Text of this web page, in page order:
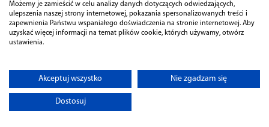
Możemy je zamieścić w celu analizy danych dotyczących odwiedzających,
ulepszenia naszej strony internetowej, pokazania spersonalizowanych treści i
zapewnienia Państwu wspaniałego doświadczenia na stronie internetowej. Aby
uzyskać więcej informacji na temat plików cookie, których używamy, otwórz
ustawienia.
Akceptuj wszystko Nie zgadzam się
Dostosuj